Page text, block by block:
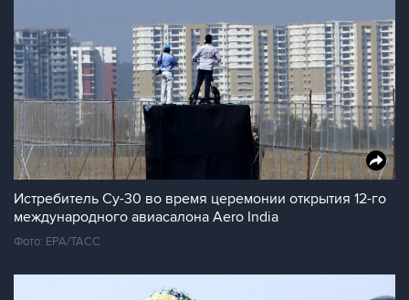
Истребитель Су-30 во время церемонии открытия 12-го
международного авиасалона Aero India
Фото: EPA/ТАСС